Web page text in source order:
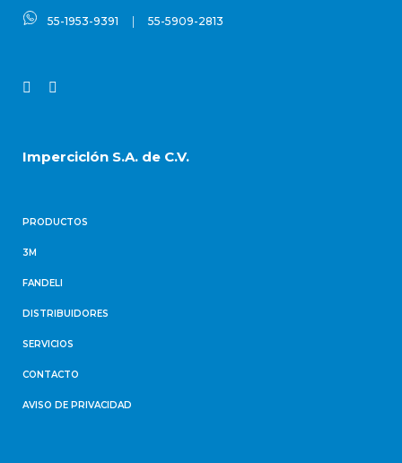
55-1953-9391 | 55-5909-2813
Imperciclón S.A. de C.V.
PRODUCTOS
3M
FANDELI
DISTRIBUIDORES
SERVICIOS
CONTACTO
AVISO DE PRIVACIDAD